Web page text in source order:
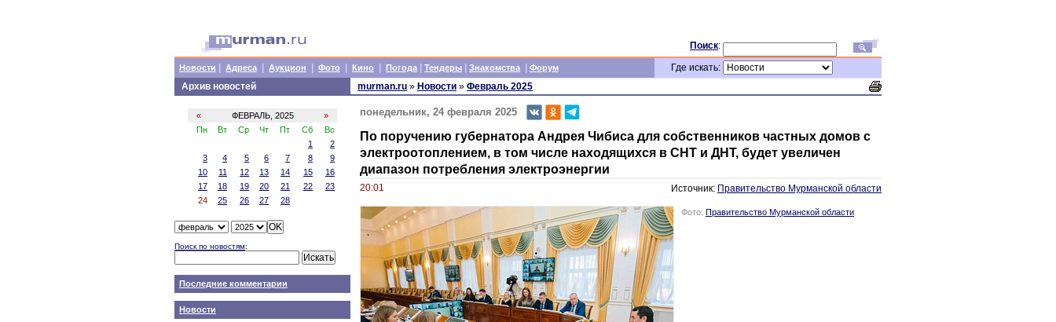
Поиск:
Новости Адреса Аукцион Фото Кино Погода Тендеры Знакомства Форум
Где искать:
Архив новостей
« ФЕВРАЛЬ, 2025
»
Пн
Вт Ср Чт Пт Сб
Вс
1
2
3
4 5 6 7 8
9
10
11 12 13 14 15
16
17
18 19 20 21 22
23
24
25 26 27 28
Поиск по новостям:
Последние комментарии
Новости
murman.ru » Новости » Февраль 2025
понедельник, 24 февраля 2025
По поручению губернатора Андрея Чибиса для собственников частных домов с
электроотоплением, в том числе находящихся в СНТ и ДНТ, будет увеличен
диапазон потребления электроэнергии
20:01 Источник: Правительство Мурманской области
Фото: Правительство Мурманской области